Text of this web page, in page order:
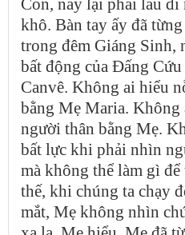
Con, nay lại phải lau đi
khô. Bàn tay ấy đã
trong đêm Giáng Sinh,
bất động của Đấng
Canvê. Không ai hiểu
bằng Mẹ Maria. Không
người thân bằng Mẹ.
bất lực khi phải nhìn
mà không thể làm gì
thế, khi chúng ta chạy
mắt, Mẹ không nhìn